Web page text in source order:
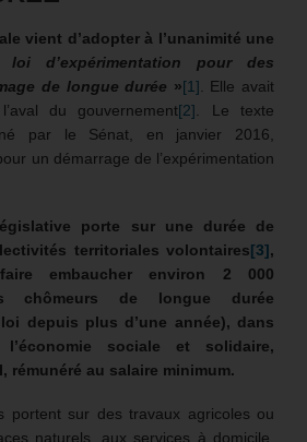
vient d’adopter à l’unanimité une
loi d’expérimentation pour des
de longue durée »[1] . Elle avait
du gouvernement[2] . Le texte
par le Sénat, en janvier 2016,
un démarrage de l’expérimentation
porte sur une durée de
territoriales volontaires[3],
embaucher environ 2 000
chômeurs de longue durée
depuis plus d’une année), dans
sociale et solidaire,
rémunéré au salaire minimum.
portent sur des travaux agricoles ou
naturels, aux services à domicile,